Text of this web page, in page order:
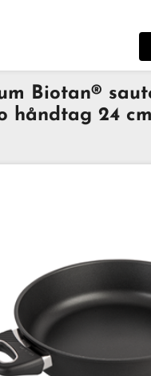
Biotan®
håndtag 24 cm